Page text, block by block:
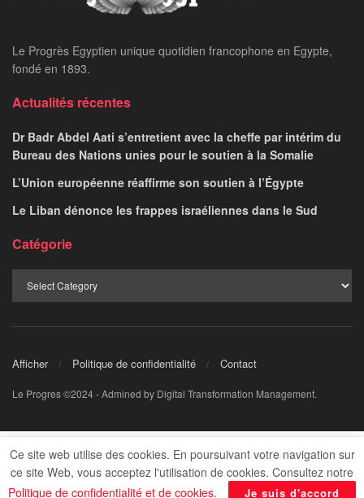
Le Progrès Egyptien unique quotidien francophone en Egypte,
fondé en 1893.
Actualités récentes
Dr Badr Abdel Aati s’entretient avec la cheffe par intérim du
Bureau des Nations unies pour le soutien à la Somalie
L’Union européenne réaffirme son soutien à l’Égypte
Le Liban dénonce les frappes israéliennes dans le Sud
Catégorie
Afficher Politique de confidentialité Contact
Le Progres ©2024 - Admined by Digital Transformation Management.
Ce site web utilise des cookies. En poursuivant votre navigation sur
ce site Web, vous acceptez l'utilisation de cookies. Consultez notre
Politique de confidentialité et de cookies. Je suis d'accord